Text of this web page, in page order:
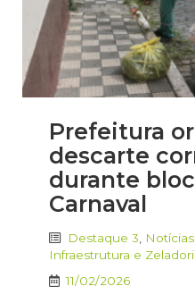
Prefeitura
descarte
durante
Carnaval
Destaque 3 Notícias
Infraestrutura e
11/02/2026